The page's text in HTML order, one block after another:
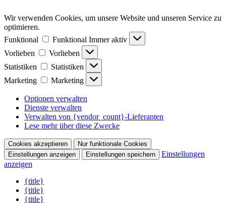
Wir verwenden Cookies, um unsere Website und unseren Service zu
optimieren.
Funktional
Funktional Immer aktiv
Vorlieben
Vorlieben
Statistiken
Statistiken
Marketing
Marketing
Optionen verwalten
Dienste verwalten
Verwalten von {vendor_count}-Lieferanten
Lese mehr über diese Zwecke
Cookies akzeptieren
Nur funktionale Cookies
Einstellungen anzeigen
Einstellungen speichern
Einstellungen
anzeigen
{title}
{title}
{title}